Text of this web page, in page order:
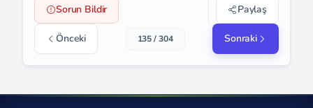
Sorun Bildir Paylaş
Önceki 135 / 304 Sonraki